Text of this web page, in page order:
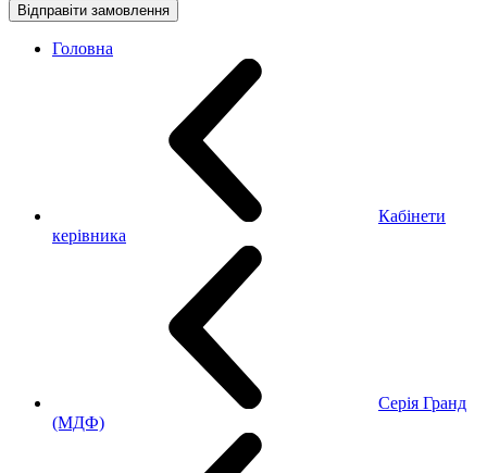
Відправіти замовлення
Головна
Кабінети
керівника
Серія Гранд
(МДФ)